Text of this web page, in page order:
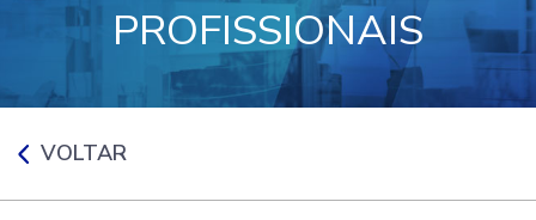
PROFISSIONAIS
VOLTAR